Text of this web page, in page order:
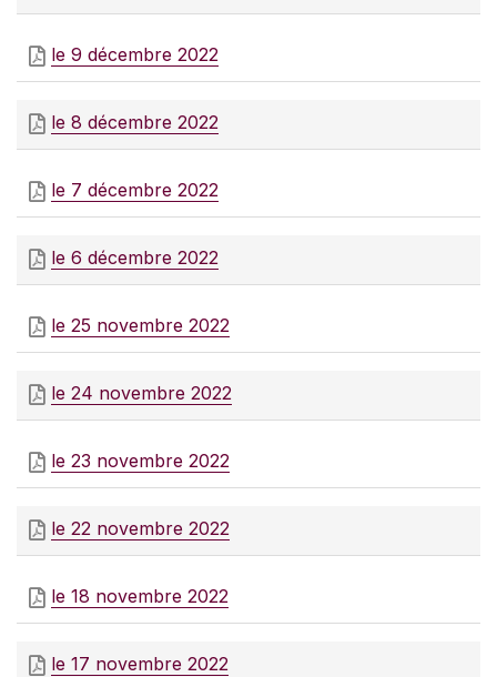
le 9 décembre 2022
le 8 décembre 2022
le 7 décembre 2022
le 6 décembre 2022
le 25 novembre 2022
le 24 novembre 2022
le 23 novembre 2022
le 22 novembre 2022
le 18 novembre 2022
le 17 novembre 2022